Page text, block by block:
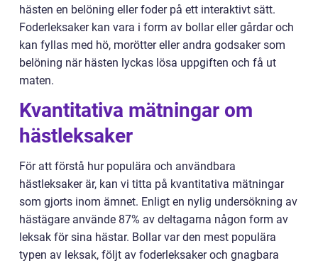
hästen en belöning eller foder på ett interaktivt sätt.
Foderleksaker kan vara i form av bollar eller gårdar och
kan fyllas med hö, morötter eller andra godsaker som
belöning när hästen lyckas lösa uppgiften och få ut
maten.
Kvantitativa mätningar om
hästleksaker
För att förstå hur populära och användbara
hästleksaker är, kan vi titta på kvantitativa mätningar
som gjorts inom ämnet. Enligt en nylig undersökning av
hästägare använde 87% av deltagarna någon form av
leksak för sina hästar. Bollar var den mest populära
typen av leksak, följt av foderleksaker och gnagbara